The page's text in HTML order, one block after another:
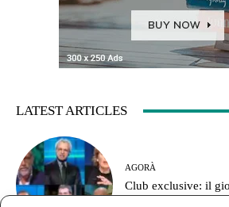
LATEST ARTICLES
AGORÀ
Club exclusive: il
solo con sé stesso